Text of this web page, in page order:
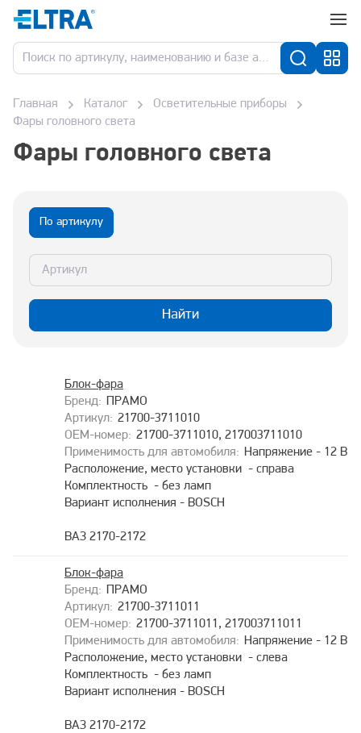
Главная Каталог
Осветительные приборы
Фары головного света
Фары головного света
По артикулу
Найти
ПРАМО
21700-3711010
21700-3711010, 217003711010
Блок-фара
Напряжение - 12 В
Расположение, место установки - справа
Комплектность - без ламп
Вариант исполнения - BOSCH
ВАЗ 2170-2172
ПРАМО
21700-3711011
21700-3711011, 217003711011
Блок-фара
Напряжение - 12 В
Расположение, место установки - слева
Комплектность - без ламп
Вариант исполнения - BOSCH
ВАЗ 2170-2172